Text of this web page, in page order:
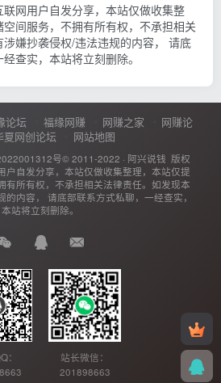
网用户自发分享，本站仅做收集整
间服务，不拥有所有权，不承担相关
嫌抄袭侵权/违法违规的内容， 请底
查实，本站将立刻删除。
论坛 福缘网赚 网赚之家
网赚论
夏网创论坛 网站地图
号© 2011-2022 · 阿兴说钱 版权
户自发分享，本站仅做收集整理，本站仅提
有所有权，不承担相关法律责任。如发现本
内容， 请底部联系方式私聊，一经查实，
本站将立刻删除。
：
站长微信：
201898663